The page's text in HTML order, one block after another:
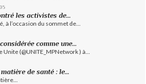
les activistes de...
à l’occasion du sommet de...
comme une...
(@UNITE_MPNetwork ) à...
de santé : le...